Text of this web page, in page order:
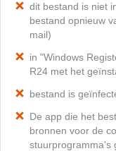
dit bestand is niet
bestand opnieuw
mail)
in "Windows
R24 met het
bestand is
De app die het
bronnen voor de
stuurprogramma's